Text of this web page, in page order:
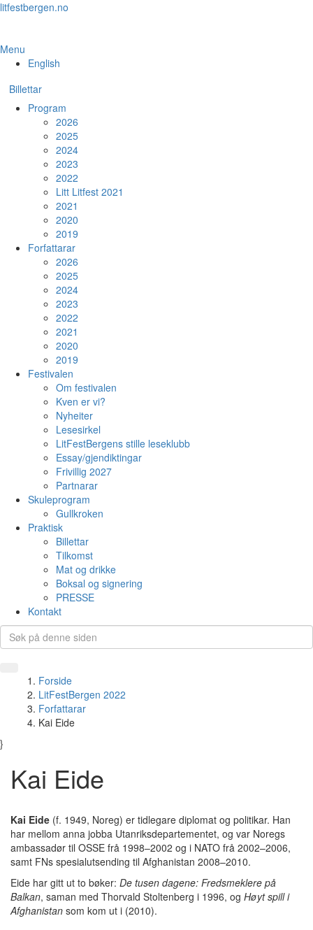
Skip
content
litfestbergen.no
Menu
English
Billettar
Program
2026
2025
2024
2023
2022
Litt Litfest 2021
2021
2020
2019
Forfattarar
2026
2025
2024
2023
2022
2021
2020
2019
Festivalen
Om festivalen
Kven er vi?
Nyheiter
Lesesirkel
LitFestBergens stille leseklubb
Essay/gjendiktingar
Frivillig 2027
Partnarar
Skuleprogram
Gullkroken
Praktisk
Billettar
Tilkomst
Mat og drikke
Boksal og signering
PRESSE
Kontakt
Forside
LitFestBergen 2022
Forfattarar
Kai Eide
}
Kai Eide
Kai Eide (f. 1949, Noreg) er tidlegare diplomat og politikar. Han
har mellom anna jobba Utanriksdepartementet, og var Noregs
ambassadør til OSSE frå 1998–2002 og i NATO frå 2002–2006,
samt FNs spesialutsending til Afghanistan 2008–2010.
Eide har gitt ut to bøker: De tusen dagene: Fredsmeklere på
Balkan, saman med Thorvald Stoltenberg i 1996, og Høyt spill i
Afghanistan som kom ut i (2010).